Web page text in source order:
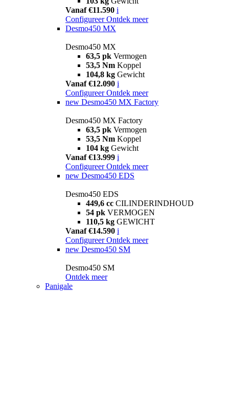
Vanaf €11.590 i
Configureer Ontdek meer
Desmo450 MX
Desmo450 MX
63,5 pk Vermogen
53,5 Nm Koppel
104,8 kg Gewicht
Vanaf €12.090 i
Configureer Ontdek meer
new Desmo450 MX Factory
Desmo450 MX Factory
63,5 pk Vermogen
53,5 Nm Koppel
104 kg Gewicht
Vanaf €13.999 i
Configureer Ontdek meer
new Desmo450 EDS
Desmo450 EDS
449,6 cc CILINDERINDHOUD
54 pk VERMOGEN
110,5 kg GEWICHT
Vanaf €14.590 i
Configureer Ontdek meer
new Desmo450 SM
Desmo450 SM
Ontdek meer
Panigale